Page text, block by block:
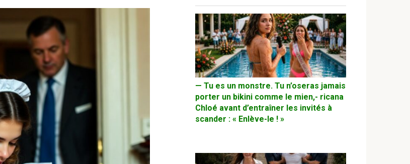
— Tu es un monstre. Tu n’oseras jamais
porter un bikini comme le mien,- ricana
Chloé avant d’entraîner les invités à
scander : « Enlève-le ! »